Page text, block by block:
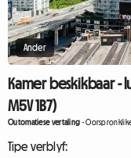
Ander
Kamer beskikbaar -
M5V 1B7)
Outomatiese vertaling -
Tipe verblyf: